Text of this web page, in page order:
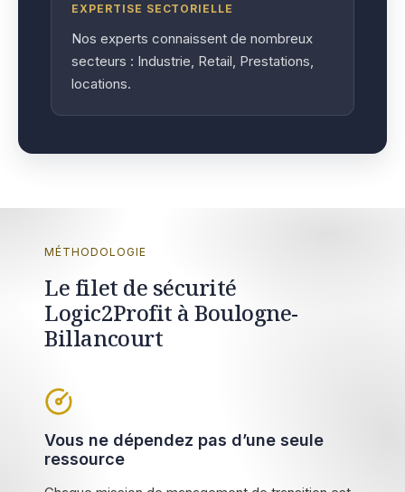
EXPERTISE SECTORIELLE
Nos experts connaissent de nombreux
secteurs : Industrie, Retail, Prestations,
locations.
MÉTHODOLOGIE
Le filet de sécurité
Logic2Profit à Boulogne-
Billancourt
Vous ne dépendez pas d’une seule
ressource